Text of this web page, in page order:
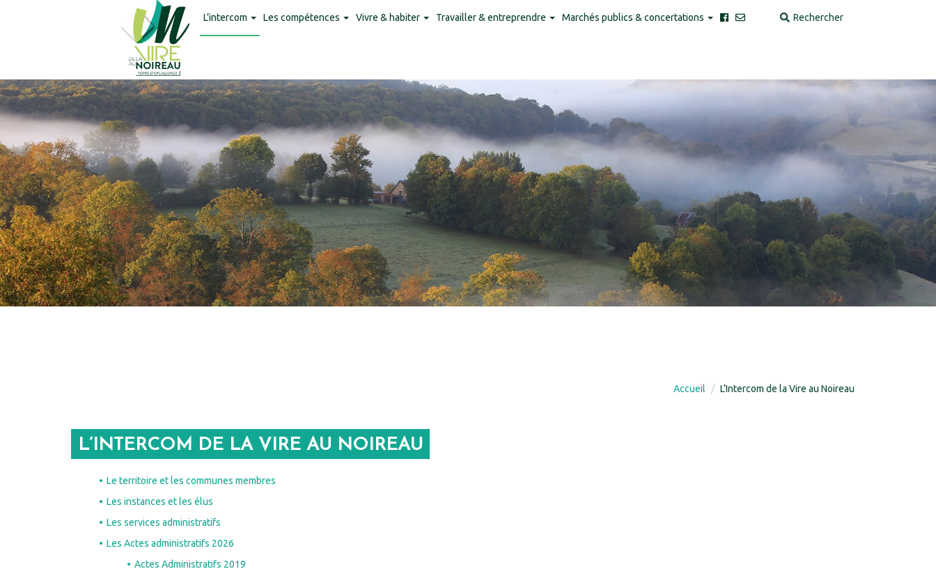
L’intercom Les compétences Vivre & habiter Travailler & entreprendre Marchés publics & concertations
Accueil L’Intercom de la Vire au Noireau
L’INTERCOM DE LA VIRE AU NOIREAU
Le territoire et les communes membres
Les instances et les élus
Les services administratifs
Les Actes administratifs 2026
Actes Administratifs 2019
Panneau de gestion des cookies